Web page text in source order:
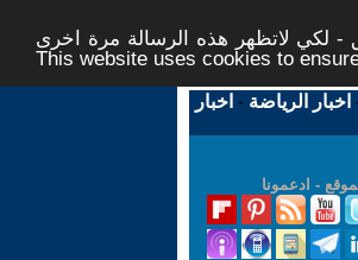
- لكي لاتظهر هذه الرسالة مرة اخرى -
This website uses cookies to
اخبار الرياضة - اخبار
- ادعمونا